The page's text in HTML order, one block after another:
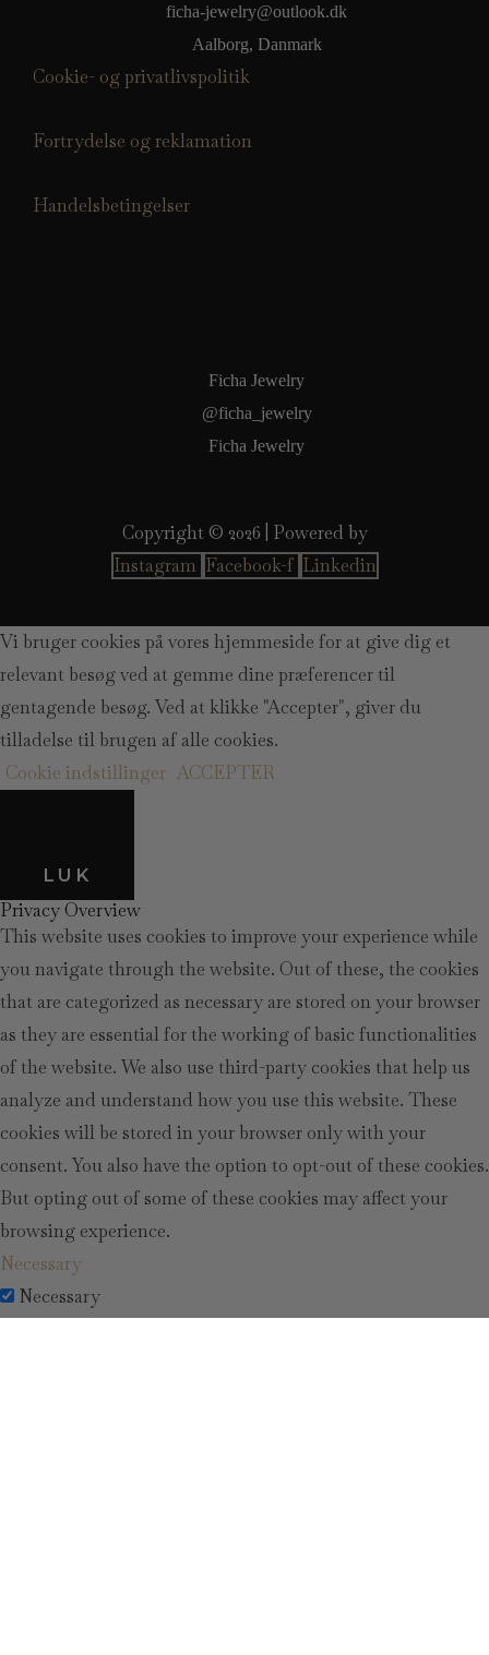
ficha-jewelry@outlook.dk
Aalborg, Danmark
Cookie- og privatlivspolitik
Fortrydelse og reklamation
Handelsbetingelser
Ficha Jewelry
@ficha_jewelry
Ficha Jewelry
Copyright © 2026 | Powered by
Instagram Facebook-f Linkedin
Vi bruger cookies på vores hjemmeside for at give dig et
relevant besøg ved at gemme dine præferencer til
gentagende besøg. Ved at klikke "Accepter", giver du
tilladelse til brugen af alle cookies.
Cookie indstillinger ACCEPTER
LUK
Privacy Overview
This website uses cookies to improve your experience while
you navigate through the website. Out of these, the cookies
that are categorized as necessary are stored on your browser
as they are essential for the working of basic functionalities
of the website. We also use third-party cookies that help us
analyze and understand how you use this website. These
cookies will be stored in your browser only with your
consent. You also have the option to opt-out of these cookies.
But opting out of some of these cookies may affect your
browsing experience.
Necessary
Necessary